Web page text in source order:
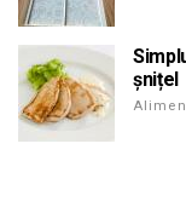
șnițel